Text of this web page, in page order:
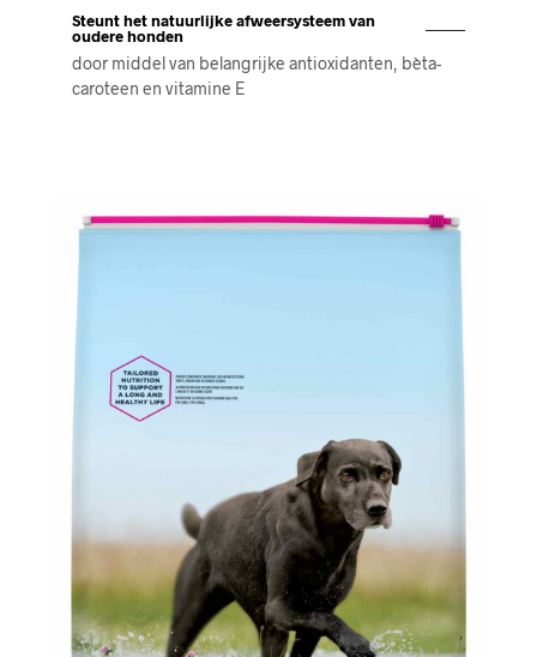
Steunt het natuurlijke afweersysteem van
oudere honden
door middel van belangrijke antioxidanten, bèta-
caroteen en vitamine E